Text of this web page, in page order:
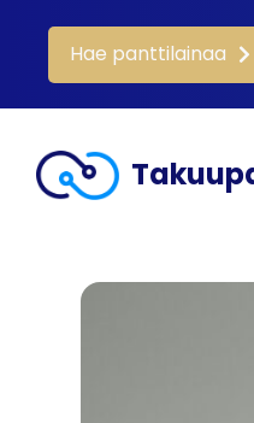
Hae panttilainaa